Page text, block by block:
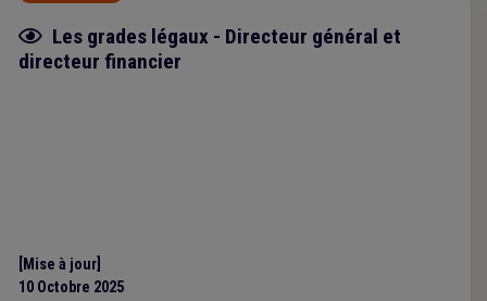
Fiche focus
Les grades légaux - Directeur général et
directeur financier
[Mise à jour]
10 Octobre 2025